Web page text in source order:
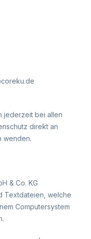
jederzeit bei allen
direkt an
wenden.
& Co. KG
Textdateien, welche
Computersystem